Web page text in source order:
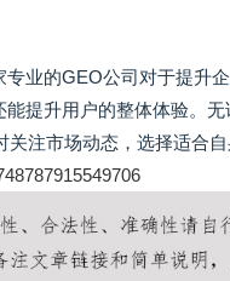
业的GEO公司对于提升
提升用户的整体体验。
注市场动态，选择适合